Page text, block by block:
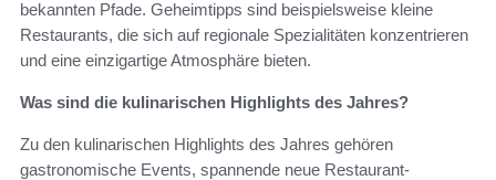
bekannten Pfade. Geheimtipps sind beispielsweise kleine
Restaurants, die sich auf regionale Spezialitäten konzentrieren
und eine einzigartige Atmosphäre bieten.
Was sind die kulinarischen Highlights des Jahres?
Zu den kulinarischen Highlights des Jahres gehören
gastronomische Events, spannende neue Restaurant-